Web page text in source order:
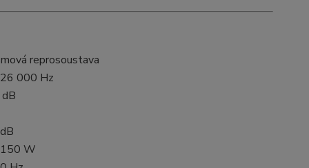
reprosoustava
000 Hz
W